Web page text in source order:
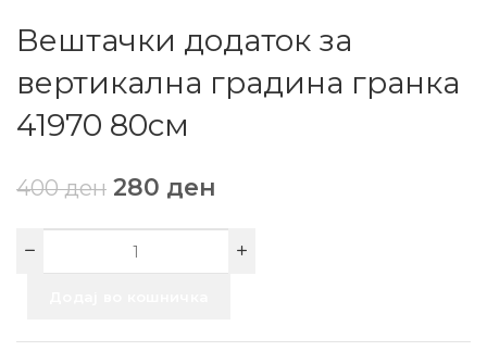
Вештачки додаток за
вертикална градина гранка
41970 80cм
400ден 280 ден